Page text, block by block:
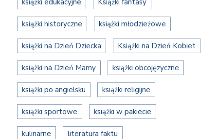
książki historyczne książki młodzieżowe
książki na Dzień Dziecka Książki na Dzień Kobiet
książki na Dzień Mamy książki obcojęzyczne
książki po angielsku książki religijne
książki sportowe książki w pakiecie
kulinarne literatura faktu